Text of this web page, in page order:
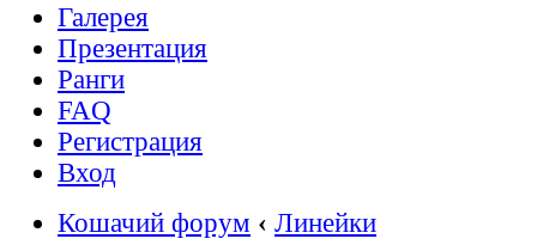
Галерея
Презентация
Ранги
FAQ
Регистрация
Вход
Кошачий форум ‹ Линейки